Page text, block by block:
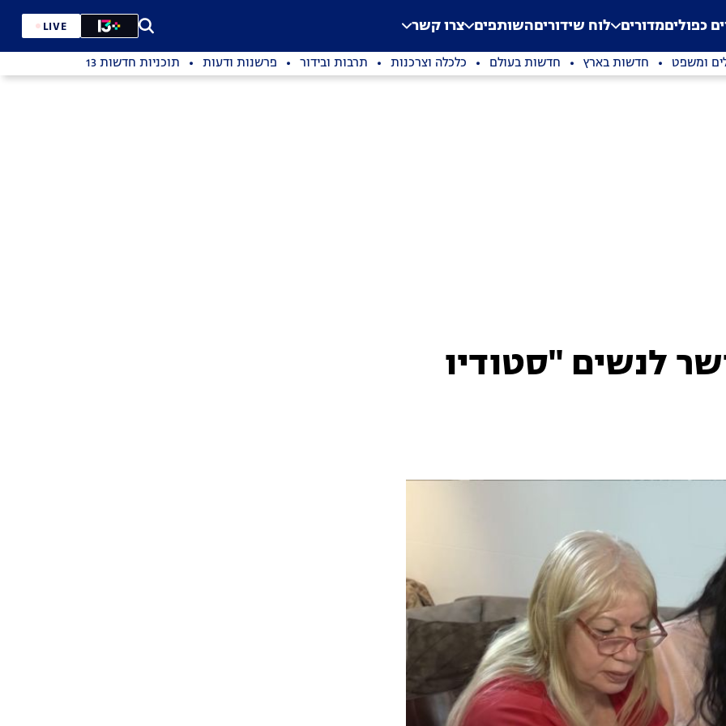
Application error: a
. כפוליםמדורים לוח שידוריםהשותפים צרו קשר LIVE
ומשפט חדשות בארץ חדשות בעולם כלכלה וצרכנות תרבות ובידור פרשנות ודעות תוכניות חדשות 13
לנשים "סטודיו